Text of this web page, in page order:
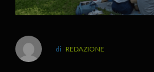
REDAZIONE